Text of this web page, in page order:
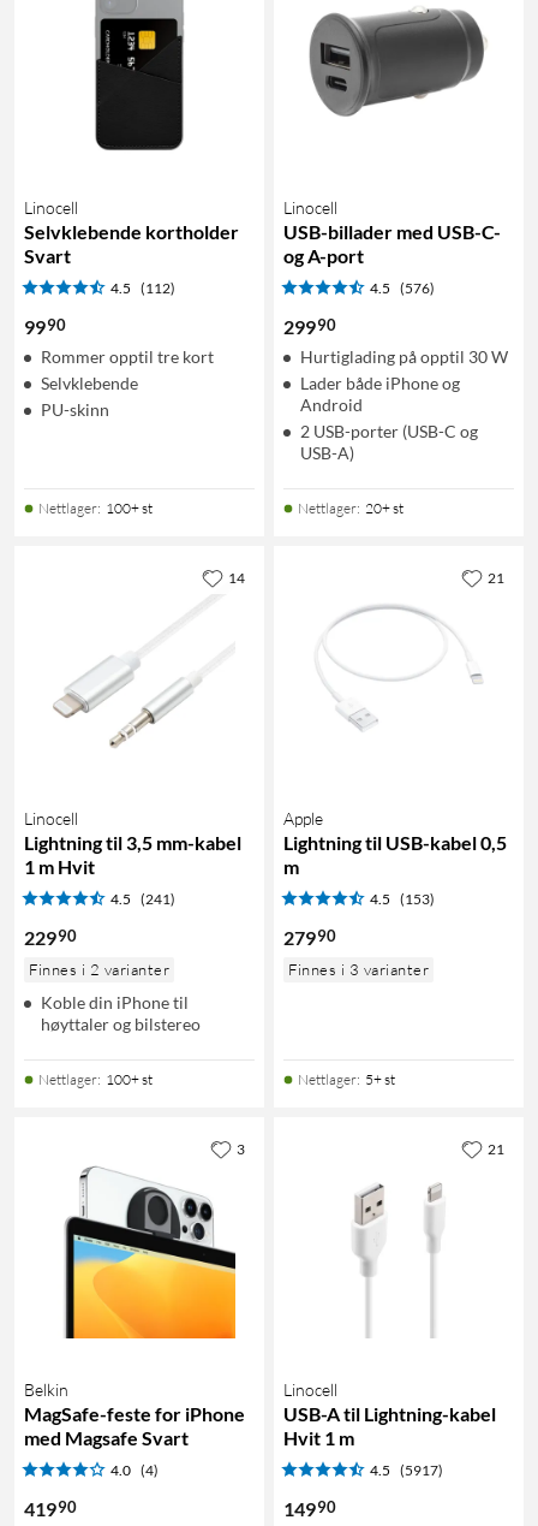
Linocell
Selvklebende kortholder
Svart
4.5 (112)
9990
Rommer opptil tre kort
Selvklebende
PU-skinn
Nettlager: 100+ st
Linocell
USB-billader med USB-C-
og A-port
4.5 (576)
29990
Hurtiglading på opptil 30 W
Lader både iPhone og
Android
2 USB-porter (USB-C og
USB-A)
Nettlager: 20+ st
Linocell
Lightning til 3,5 mm-kabel
1 m Hvit
4.5 (241)
22990
Finnes i 2 varianter
Koble din iPhone til
høyttaler og bilstereo
Nettlager: 100+ st
14
Apple
Lightning til USB-kabel 0,5
m
4.5 (153)
27990
Finnes i 3 varianter
Nettlager: 5+ st
21
Belkin
MagSafe-feste for iPhone
med Magsafe Svart
4.0 (4)
41990
3
Linocell
USB-A til Lightning-kabel
Hvit 1 m
4.5 (5917)
14990
21